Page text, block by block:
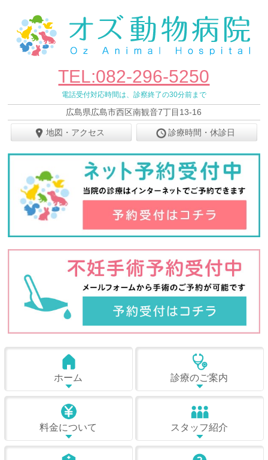
TEL:082-296-5250
電話受付対応時間は、診察終了の30分前まで
広島県広島市西区南観音7丁目13-16
地図・アクセス 診療時間・休診日
ホーム 診療のご案内
料金について スタッフ紹介